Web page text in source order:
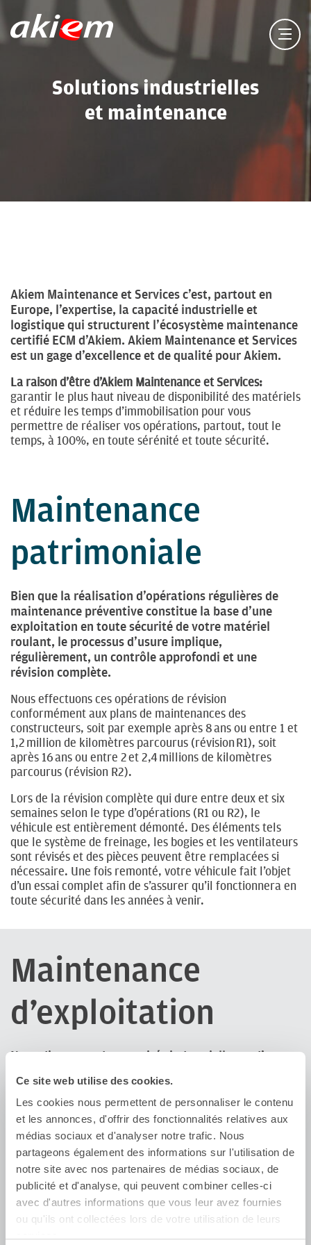
Ce site web utilise des cookies.
Les cookies nous permettent de personnaliser le contenu
et les annonces, d'offrir des fonctionnalités relatives aux
médias sociaux et d'analyser notre trafic. Nous
partageons également des informations sur l'utilisation de
notre site avec nos partenaires de médias sociaux, de
publicité et d'analyse, qui peuvent combiner celles-ci
avec d'autres informations que vous leur avez fournies
ou qu'ils ont collectées lors de votre utilisation de leurs
Solutions industrielles
et maintenance
Akiem Maintenance et Services c’est, partout en
Europe, l’expertise, la capacité industrielle et
logistique qui structurent l’écosystème maintenance
certifié ECM d’Akiem. Akiem Maintenance et Services
est un gage d’excellence et de qualité pour Akiem.
La raison d’être d’Akiem Maintenance et Services:
garantir le plus haut niveau de disponibilité des matériels
et réduire les temps d’immobilisation pour vous
permettre de réaliser vos opérations, partout, tout le
temps, à 100%, en toute sérénité et toute sécurité.
Maintenance
patrimoniale
Bien que la réalisation d’opérations régulières de
maintenance préventive constitue la base d’une
exploitation en toute sécurité de votre matériel
roulant, le processus d’usure implique,
régulièrement, un contrôle approfondi et une
révision complète.
Nous effectuons ces opérations de révision
conformément aux plans de maintenances des
constructeurs, soit par exemple après 8 ans ou entre 1 et
1,2 million de kilomètres parcourus (révision R1), soit
après 16 ans ou entre 2 et 2,4 millions de kilomètres
parcourus (révision R2).
Lors de la révision complète qui dure entre deux et six
semaines selon le type d’opérations (R1 ou R2), le
véhicule est entièrement démonté. Des éléments tels
que le système de freinage, les bogies et les ventilateurs
sont révisés et des pièces peuvent être remplacées si
nécessaire. Une fois remonté, votre véhicule fait l’objet
d’un essai complet afin de s’assurer qu’il fonctionnera en
toute sécurité dans les années à venir.
Maintenance
d’exploitation
Nous disposons de capacités industrielles et d’un
maintenance des matériels d’Akiem et servir les
clients propriétaires de leurs matériels. Notre
mission : optimiser la disponibilité, la performance
et la valeur résiduelle des matériels roulants.
Notre organisation est certifiée ECM et ISO 90001.
Outre les opérations standard de maintenance
préventive et corrective, un certain nombre d’opérations
spécifiques devront également être effectuées de temps